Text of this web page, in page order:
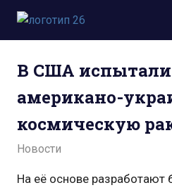
Пропустить
перейти
содержимому
космосе.
фото,
юмор,
база
В США
американо-
космическую
22.08.2021
admin
Новости
На её основе